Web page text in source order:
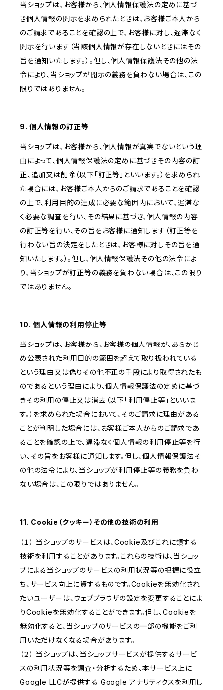
当ショップは、お客様から、個人情報保護法の定めに基づ
き個人情報の開示を求められたときは、お客様ご本人から
のご請求であることを確認の上で、お客様に対し、遅滞なく
開示を行います（当該個人情報が存在しないときにはその
旨を通知いたします。）。但し、個人情報保護法その他の法
令により、当ショップが開示の義務を負わない場合は、この
限りではありません。
9. 個人情報の訂正等
当ショップは、お客様から、個人情報が真実でないという理
由によって、個人情報保護法の定めに基づきその内容の訂
正、追加又は削除（以下「訂正等」といいます。）を求められ
た場合には、お客様ご本人からのご請求であることを確認
の上で、利用目的の達成に必要な範囲内において、遅滞な
く必要な調査を行い、その結果に基づき、個人情報の内容
の訂正等を行い、その旨をお客様に通知します（訂正等を
行わない旨の決定をしたときは、お客様に対しその旨を通
知いたします。）。但し、個人情報保護法その他の法令によ
り、当ショップが訂正等の義務を負わない場合は、この限り
ではありません。
10. 個人情報の利用停止等
当ショップは、お客様から、お客様の個人情報が、あらかじ
め公表された利用目的の範囲を超えて取り扱われている
という理由又は偽りその他不正の手段により取得されたも
のであるという理由により、個人情報保護法の定めに基づ
きその利用の停止又は消去（以下「利用停止等」といいま
す。）を求められた場合において、そのご請求に理由がある
ことが判明した場合には、お客様ご本人からのご請求であ
ることを確認の上で、遅滞なく個人情報の利用停止等を行
い、その旨をお客様に通知します。但し、個人情報保護法そ
の他の法令により、当ショップが利用停止等の義務を負わ
ない場合は、この限りではありません。
11. Cookie（クッキー）その他の技術の利用
（１） 当ショップのサービスは、Cookie及びこれに類する
技術を利用することがあります。これらの技術は、当ショッ
プによる当ショップのサービスの利用状況等の把握に役立
ち、サービス向上に資するものです。Cookieを無効化され
たいユーザーは、ウェブブラウザの設定を変更することによ
りCookieを無効化することができます。但し、Cookieを
無効化すると、当ショップのサービスの一部の機能をご利
用いただけなくなる場合があります。
（２） 当ショップは、当ショップサービスが提供するサービ
スの利用状況等を調査・分析するため、本サービス上に
Google LLCが提供する Google アナリティクスを利用し